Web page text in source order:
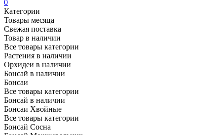
0
Категории
Товары месяца
Свежая поставка
Товар в наличии
Все товары категории
Растения в наличии
Орхидеи в наличии
Бонсай в наличии
Бонсаи
Все товары категории
Бонсай в наличии
Бонсаи Хвойные
Все товары категории
Бонсай Сосна